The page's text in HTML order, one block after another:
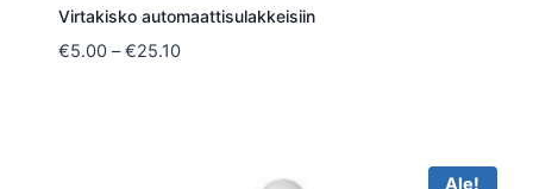
Virtakisko automaattisulakkeisiin
€5.00 – €25.10Hintaluokka:
Ale!